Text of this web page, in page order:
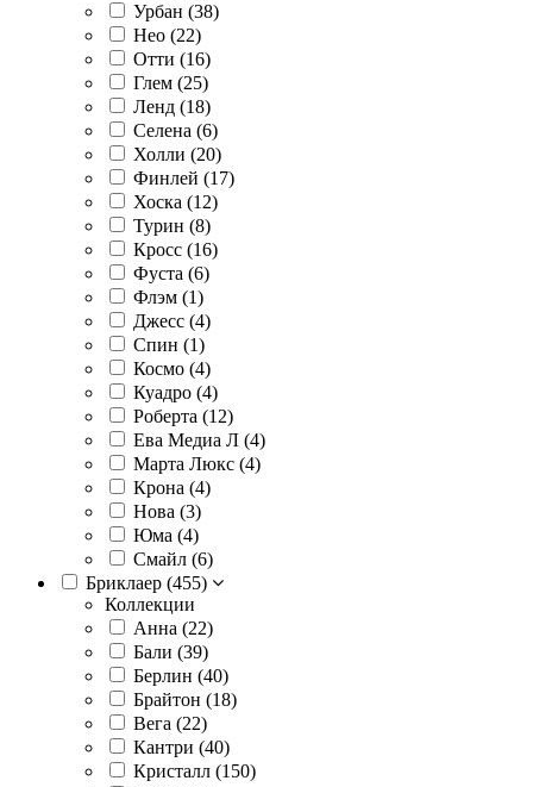
Урбан (38)
Нео (22)
Отти (16)
Глем (25)
Ленд (18)
Селена (6)
Холли (20)
Финлей (17)
Хоска (12)
Турин (8)
Кросс (16)
Фуста (6)
Флэм (1)
Джесс (4)
Спин (1)
Космо (4)
Куадро (4)
Роберта (12)
Ева Медиа Л (4)
Марта Люкс (4)
Крона (4)
Нова (3)
Юма (4)
Смайл (6)
Бриклаер (455)
Коллекции
Анна (22)
Бали (39)
Берлин (40)
Брайтон (18)
Вега (22)
Кантри (40)
Кристалл (150)